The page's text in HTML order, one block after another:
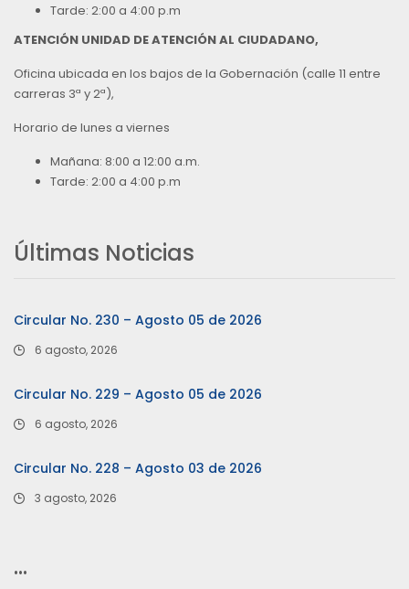
Tarde: 2:00 a 4:00 p.m
ATENCIÓN UNIDAD DE ATENCIÓN AL CIUDADANO,
Oficina ubicada en los bajos de la Gobernación (calle 11 entre
carreras 3ª y 2ª),
Horario de lunes a viernes
Mañana: 8:00 a 12:00 a.m.
Tarde: 2:00 a 4:00 p.m
Últimas Noticias
Circular No. 230 – Agosto 05 de 2026
6 agosto, 2026
Circular No. 229 – Agosto 05 de 2026
6 agosto, 2026
Circular No. 228 – Agosto 03 de 2026
3 agosto, 2026
…